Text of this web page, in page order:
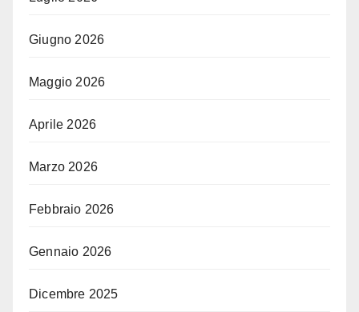
Giugno 2026
Maggio 2026
Aprile 2026
Marzo 2026
Febbraio 2026
Gennaio 2026
Dicembre 2025